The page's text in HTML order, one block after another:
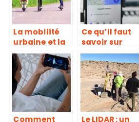
La mobilité
urbaine et la
connectivité
Ce qu’il faut
savoir sur
Placewithedit
s
Comment Le LIDAR : un